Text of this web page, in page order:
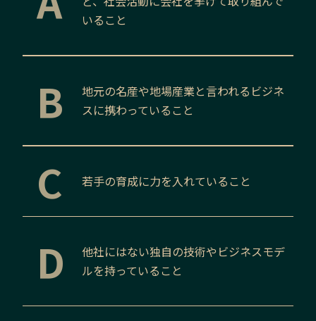
いること
B
地元の名産や地場産業と言われるビジネ
スに携わっていること
C 若手の育成に力を入れていること
D
他社にはない独自の技術やビジネスモデ
ルを持っていること